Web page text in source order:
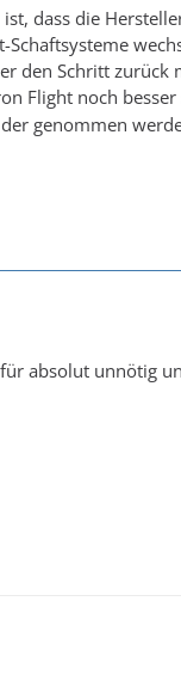
dass die
den Schritt zurück
Flight noch
genommen
absolut unnötig